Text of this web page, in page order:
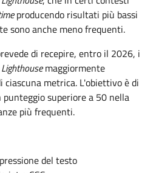
producendo risultati più bassi
sono anche meno frequenti.
di recepire, entro il 2026, i
maggiormente
metrica. L'obiettivo è di
superiore a 50 nella
più frequenti.
del testo